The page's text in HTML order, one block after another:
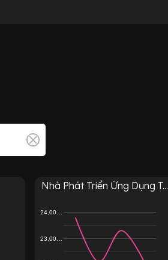
Nhà Phát Triển Ứng Dụng T...
23,00…
24,00…